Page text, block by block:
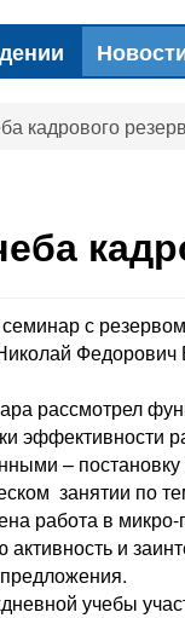
кадрового
с
рассмотрел
эффективности
– постановку
занятии по
работа в
и
учебы